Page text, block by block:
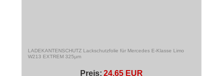
LADEKANTENSCHUTZ Lackschutzfolie für Mercedes E-Klasse Limo
W213 EXTREM 325µm
Preis: 24,65 EUR